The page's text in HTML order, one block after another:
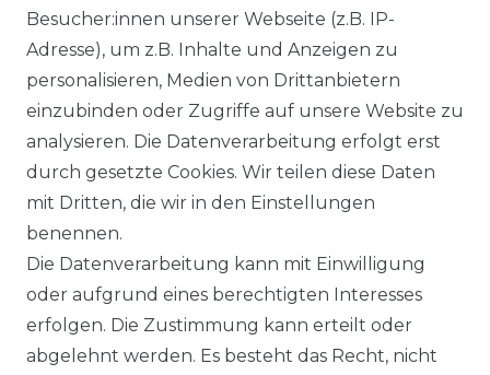
WIDERRUFSRECHT
KONTAKT
Sie sind Wiederverkäufer?
Sie erreichen uns unter :
https://avancarte.de/
oder telefonisch unter: 0421 - 434430
Besucher:innen unserer Webseite (z.B. IP-
Adresse), um z.B. Inhalte und Anzeigen zu
personalisieren, Medien von Drittanbietern
einzubinden oder Zugriffe auf unsere Website zu
analysieren. Die Datenverarbeitung erfolgt erst
durch gesetzte Cookies. Wir teilen diese Daten
mit Dritten, die wir in den Einstellungen
benennen.
Die Datenverarbeitung kann mit Einwilligung
oder aufgrund eines berechtigten Interesses
erfolgen. Die Zustimmung kann erteilt oder
abgelehnt werden. Es besteht das Recht, nicht